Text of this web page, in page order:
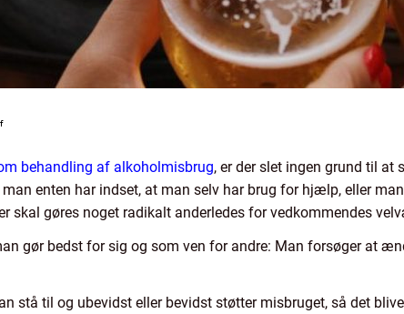
behandling af alkoholmisbrug, er der slet ingen grund til
enten har indset, at man selv har brug for hjælp, eller
skal gøres noget radikalt anderledes for vedkommendes
gør bedst for sig og som ven for andre: Man forsøger at
stå til og ubevidst eller bevidst støtter misbruget, så det